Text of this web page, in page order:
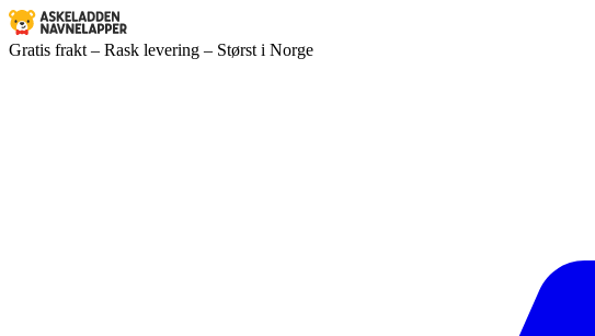
Gratis frakt – Rask levering – Størst i Norge